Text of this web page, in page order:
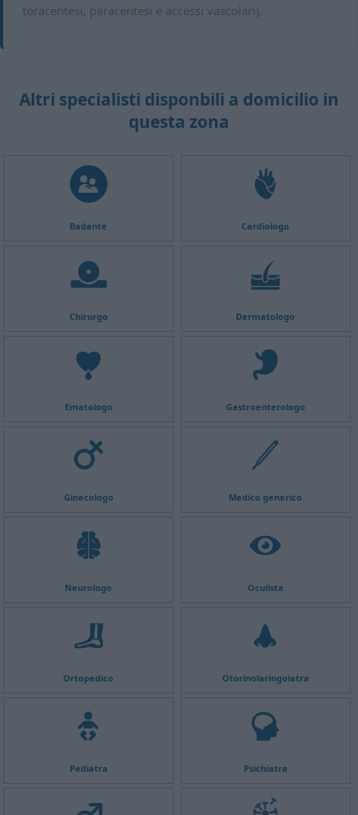
toracentesi, paracentesi e accessi vascolari).
Altri specialisti disponbili a domicilio in
questa zona
Badante Cardiologo
Chirurgo Dermatologo
Ematologo Gastroenterologo
Ginecologo Medico generico
Neurologo Oculista
Ortopedico Otorinolaringoiatra
Pediatra Psichiatra